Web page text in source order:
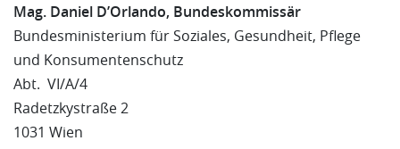
Mag. Daniel D’Orlando, Bundeskommissär
Bundesministerium für Soziales, Gesundheit, Pflege
und Konsumentenschutz
Abt. VI/A/4
Radetzkystraße 2
1031 Wien